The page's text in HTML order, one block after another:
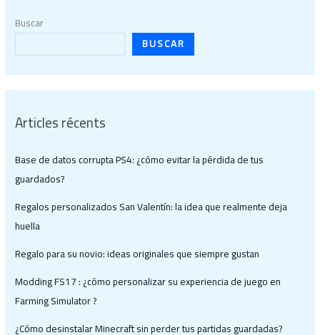
Buscar
BUSCAR
Articles récents
Base de datos corrupta PS4: ¿cómo evitar la pérdida de tus
guardados?
Regalos personalizados San Valentín: la idea que realmente deja
huella
Regalo para su novio: ideas originales que siempre gustan
Modding FS17 : ¿cómo personalizar su experiencia de juego en
Farming Simulator ?
¿Cómo desinstalar Minecraft sin perder tus partidas guardadas?